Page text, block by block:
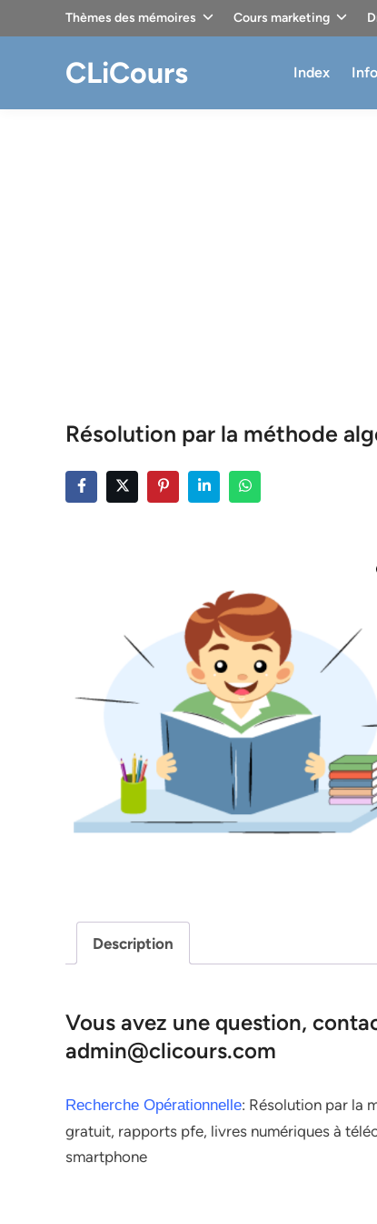
Thèmes des mémoires Cours marketing
CLiCours Index
Résolution par la méthode
Description
Vous avez une question,
admin@clicours.com
Recherche Opérationnelle: Résolution par la
gratuit, rapports pfe, livres numériques à
smartphone